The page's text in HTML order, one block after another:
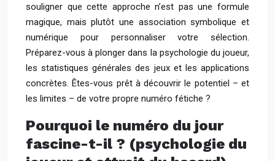
souligner que cette approche n’est pas une formule
magique, mais plutôt une association symbolique et
numérique pour personnaliser votre sélection.
Préparez-vous à plonger dans la psychologie du joueur,
les statistiques générales des jeux et les applications
concrètes. Êtes-vous prêt à découvrir le potentiel – et
les limites – de votre propre numéro fétiche ?
Pourquoi le numéro du jour
fascine-t-il ? (psychologie du